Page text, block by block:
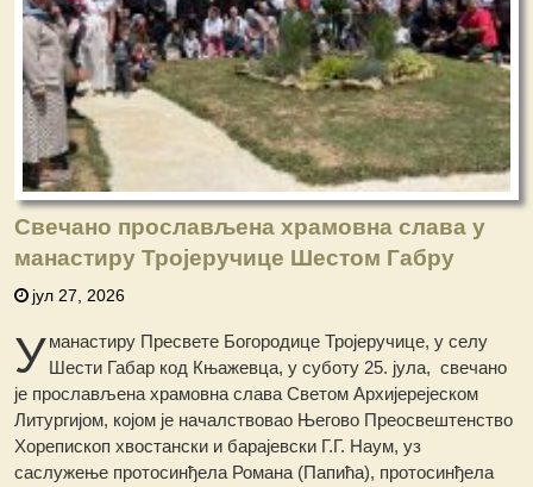
Свечано прослављена храмовна слава у
манастиру Тројеручице Шестом Габру
јул 27, 2026
Уманастиру Пресвете Богородице Тројеручице, у селу
Шести Габар код Књажевца, у суботу 25. јула, свечано
је прослављена храмовна слава Светом Архијерејеском
Литургијом, којом је началствовао Његово Преосвештенство
Хорепископ хвостански и барајевски Г.Г. Наум, уз
саслужење протосинђела Романа (Папића), протосинђела